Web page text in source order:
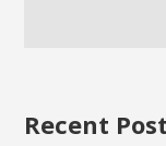
Recent